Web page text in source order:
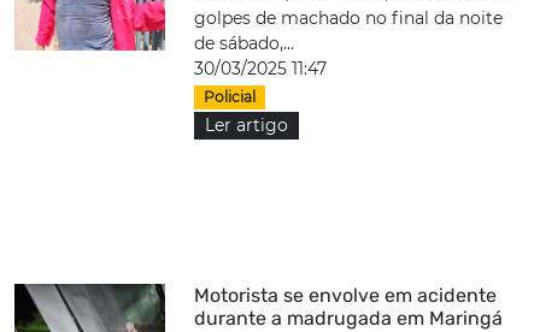
golpes de machado no final da noite
de sábado,...
30/03/2025 11:47
Policial
Ler artigo
Motorista se envolve em acidente
durante a madrugada em Maringá